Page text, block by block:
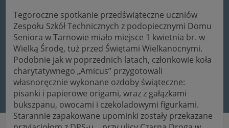
Tegoroczne spotkanie przedświąteczne uczniów
Zespołu Szkół Technicznych z podopiecznymi Domu
Seniora w Tarnowie miało miejsce 1 kwietnia br. w
Wielką Środę, tuż przed Świętami Wielkanocnymi.
Podobnie jak w poprzednich latach, członkowie koła
charytatywnego „Amicus” przygotowali
własnoręcznie wykonane ozdoby świąteczne:
pisanki i papierowe origami, wraz z gałązkami
bukszpanu, owocami i czekoladowymi figurkami.
Starannie zapakowane upominki zostały przekazane